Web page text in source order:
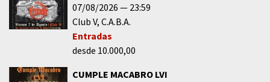
07/08/2026
23:59
Club V C.A.B.A.
Entradas
desde 10.000,00
CUMPLE MACABRO LVI